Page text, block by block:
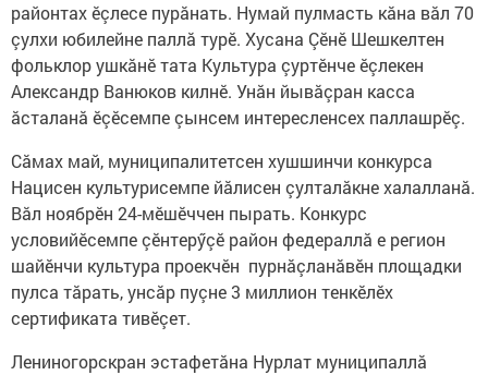
районтах ӗçлесе пурăнать. Нумай пулмасть кăна вăл 70
çулхи юбилейне паллă турӗ. Хусана Çӗнӗ Шешкелтен
фольклор ушкăнӗ тата Культура çуртӗнче ӗçлекен
Александр Ванюков килнӗ. Унăн йывăçран касса
ăсталанă ӗçӗсемпе çынсем интересленсех паллашрӗç.
Сăмах май, муниципалитетсен хушшинчи конкурса
Нацисен культурисемпе йăлисен çулталăкне халалланă.
Вăл ноябрӗн 24-мӗшӗччен пырать. Конкурс
условийӗсемпе çӗнтерӳçӗ район федераллă е регион
шайӗнчи культура проекчӗн пурнăçланăвӗн площадки
пулса тăрать, унсăр пуçне 3 миллион тенкӗлӗх
сертификата тивӗçет.
Лениногорскран эстафетăна Нурлат муниципаллă